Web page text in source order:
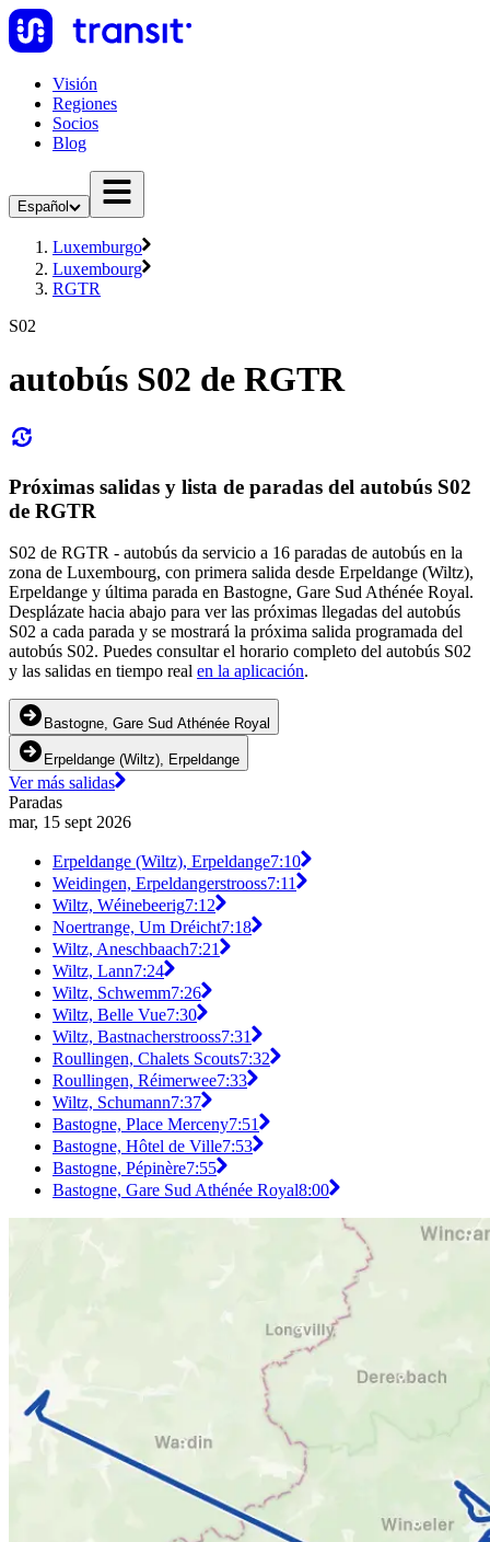
Visión
Regiones
Socios
Blog
Español
Luxemburgo
Luxembourg
RGTR
S02
autobús S02 de RGTR
Próximas salidas y lista de paradas del autobús S02
de RGTR
S02 de RGTR - autobús da servicio a 16 paradas de autobús en la
zona de Luxembourg, con primera salida desde Erpeldange (Wiltz),
Erpeldange y última parada en Bastogne, Gare Sud Athénée Royal.
Desplázate hacia abajo para ver las próximas llegadas del autobús
S02 a cada parada y se mostrará la próxima salida programada del
autobús S02. Puedes consultar el horario completo del autobús S02
y las salidas en tiempo real en la aplicación.
Bastogne, Gare Sud Athénée Royal
Erpeldange (Wiltz), Erpeldange
Ver más salidas
Paradas
mar, 15 sept 2026
Erpeldange (Wiltz), Erpeldange7:10
Weidingen, Erpeldangerstrooss7:11
Wiltz, Wéinebeerig7:12
Noertrange, Um Dréicht7:18
Wiltz, Aneschbaach7:21
Wiltz, Lann7:24
Wiltz, Schwemm7:26
Wiltz, Belle Vue7:30
Wiltz, Bastnacherstrooss7:31
Roullingen, Chalets Scouts7:32
Roullingen, Réimerwee7:33
Wiltz, Schumann7:37
Bastogne, Place Merceny7:51
Bastogne, Hôtel de Ville7:53
Bastogne, Pépinère7:55
Bastogne, Gare Sud Athénée Royal8:00